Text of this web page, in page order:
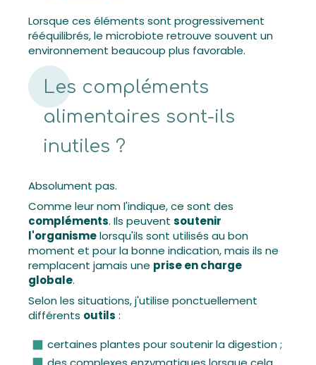
Lorsque ces éléments sont progressivement
rééquilibrés, le microbiote retrouve souvent un
environnement beaucoup plus favorable.
Les compléments
alimentaires sont-ils
inutiles ?
Absolument pas.
Comme leur nom l'indique, ce sont des
compléments. Ils peuvent soutenir
l'organismelorsqu'ils sont utilisés au bon
moment et pour la bonne indication, mais ils ne
remplacent jamais une prise en charge
globale.
Selon les situations, j'utilise ponctuellement
différents outils :
certaines plantes pour soutenir la digestion ;